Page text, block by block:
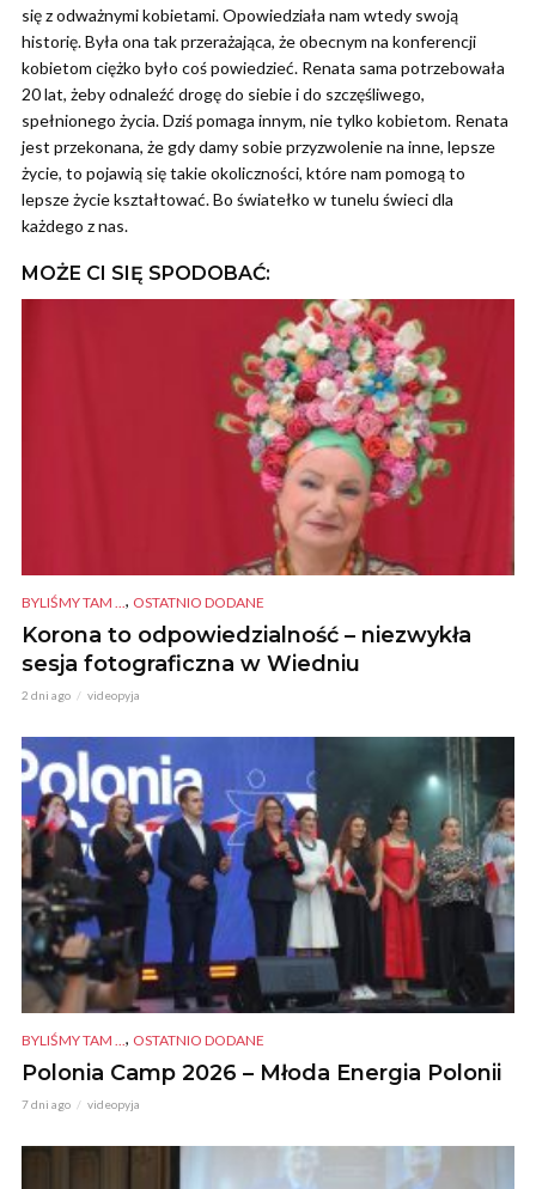
się z odważnymi kobietami. Opowiedziała nam wtedy swoją
historię. Była ona tak przerażająca, że obecnym na konferencji
kobietom ciężko było coś powiedzieć. Renata sama potrzebowała
20 lat, żeby odnaleźć drogę do siebie i do szczęśliwego,
spełnionego życia. Dziś pomaga innym, nie tylko kobietom. Renata
jest przekonana, że gdy damy sobie przyzwolenie na inne, lepsze
życie, to pojawią się takie okoliczności, które nam pomogą to
lepsze życie kształtować. Bo światełko w tunelu świeci dla
każdego z nas.
MOŻE CI SIĘ SPODOBAĆ:
BYLIŚMY TAM ... , OSTATNIO DODANE
Korona to odpowiedzialność – niezwykła
sesja fotograficzna w Wiedniu
2 dni ago videopyja
BYLIŚMY TAM ... , OSTATNIO DODANE
Polonia Camp 2026 – Młoda Energia Polonii
7 dni ago videopyja